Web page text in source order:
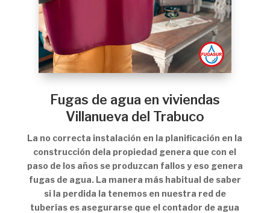
Fugas de agua en viviendas
Villanueva del Trabuco
La no correcta instalación en la planificación en la
construcción dela propiedad genera que con el
paso de los años se produzcan fallos y eso genera
fugas de agua. La manera más habitual de saber
si la perdida la tenemos en nuestra red de
tuberías es asegurarse que el contador de agua